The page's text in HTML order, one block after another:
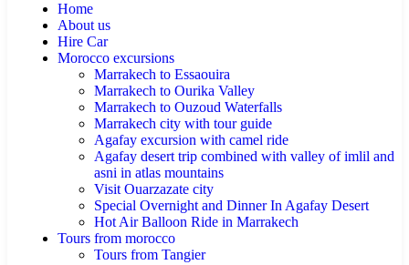
Home
About us
Hire Car
Morocco excursions
Marrakech to Essaouira
Marrakech to Ourika Valley
Marrakech to Ouzoud Waterfalls
Marrakech city with tour guide
Agafay excursion with camel ride
Agafay desert trip combined with valley of imlil and
asni in atlas mountains
Visit Ouarzazate city
Special Overnight and Dinner In Agafay Desert
Hot Air Balloon Ride in Marrakech
Tours from morocco
Tours from Tangier